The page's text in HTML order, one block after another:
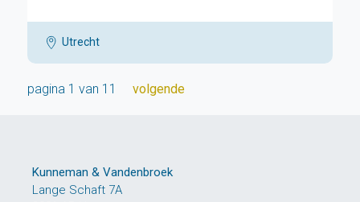
Utrecht
pagina 1 van 11 volgende
Kunneman & Vandenbroek
Lange Schaft 7A